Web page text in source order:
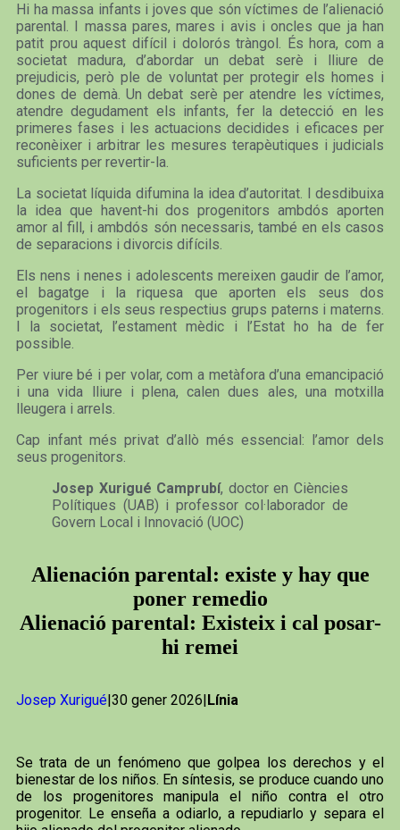
Hi ha massa infants i joves que són víctimes de l’alienació
parental. I massa pares, mares i avis i oncles que ja han
patit prou aquest difícil i dolorós tràngol. És hora, com a
societat madura, d’abordar un debat serè i lliure de
prejudicis, però ple de voluntat per protegir els homes i
dones de demà. Un debat serè per atendre les víctimes,
atendre degudament els infants, fer la detecció en les
primeres fases i les actuacions decidides i eficaces per
reconèixer i arbitrar les mesures terapèutiques i judicials
suficients per revertir-la.
La societat líquida difumina la idea d’autoritat. I desdibuixa
la idea que havent-hi dos progenitors ambdós aporten
amor al fill, i ambdós són necessaris, també en els casos
de separacions i divorcis difícils.
Els nens i nenes i adolescents mereixen gaudir de l’amor,
el bagatge i la riquesa que aporten els seus dos
progenitors i els seus respectius grups paterns i materns.
I la societat, l’estament mèdic i l’Estat ho ha de fer
possible.
Per viure bé i per volar, com a metàfora d’una emancipació
i una vida lliure i plena, calen dues ales, una motxilla
lleugera i arrels.
Cap infant més privat d’allò més essencial: l’amor dels
seus progenitors.
Josep Xurigué Camprubí, doctor en Ciències
Polítiques (UAB) i professor col·laborador de
Govern Local i Innovació (UOC)
Alienación parental: existe y hay que
poner remedio
Alienació parental: Existeix i cal posar-
hi remei
Josep Xurigué |30 gener 2026| Línia
Se trata de un fenómeno que golpea los derechos y el
bienestar de los niños. En síntesis, se produce cuando uno
de los progenitores manipula el niño contra el otro
progenitor. Le enseña a odiarlo, a repudiarlo y separa el